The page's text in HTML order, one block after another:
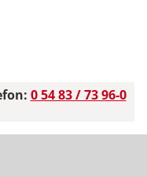
0 54 83 / 73 96-0